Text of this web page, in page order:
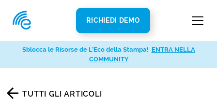
RICHIEDI DEMO
TUTTI GLI ARTICOLI
Sblocca le Risorse de L’Eco della Stampa! ENTRA NELLA
COMMUNITY